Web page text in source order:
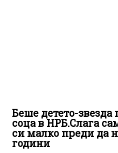
Беше детето-звезда
соца в НРБ.Слага
си малко преди да
години